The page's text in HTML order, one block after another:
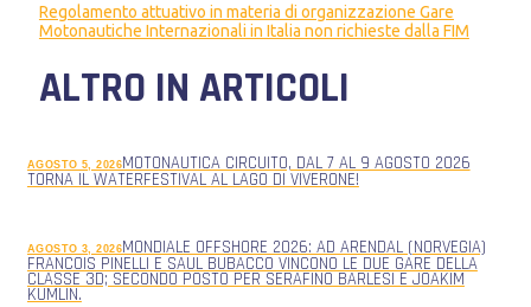
Regolamento attuativo in materia di organizzazione Gare
Motonautiche Internazionali in Italia non richieste dalla FIM
ALTRO IN ARTICOLI
AGOSTO 5, 2026MOTONAUTICA CIRCUITO, DAL 7 AL 9 AGOSTO 2026
TORNA IL WATERFESTIVAL AL LAGO DI VIVERONE!
AGOSTO 3, 2026MONDIALE OFFSHORE 2026: AD ARENDAL (NORVEGIA)
FRANCOIS PINELLI E SAUL BUBACCO VINCONO LE DUE GARE DELLA
CLASSE 3D; SECONDO POSTO PER SERAFINO BARLESI E JOAKIM
KUMLIN.